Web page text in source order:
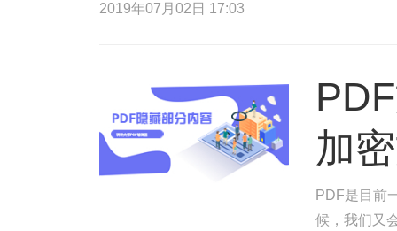
2019年07月02日 17:03
加
PDF是目前
候，我们又